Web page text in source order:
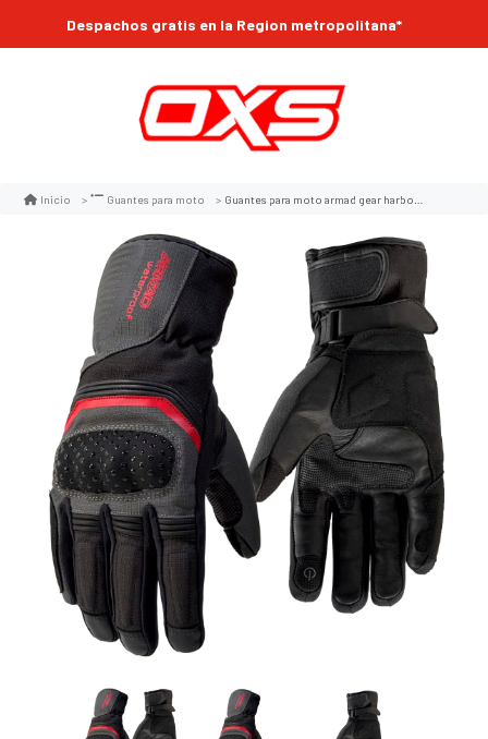
Despachos gratis en la Region metropolitana*
Inicio Guantes para moto Guantes para moto armad gear harbor invierno touch